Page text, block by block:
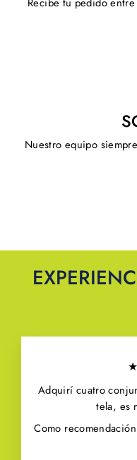
Nuestro equipo
Adquirí cuatro
tela, es
Como